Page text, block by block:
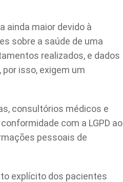
ainda maior devido à
sobre a saúde de uma
realizados, e dados
isso, exigem um
consultórios médicos e
com a LGPD ao
pessoais de
explícito dos pacientes